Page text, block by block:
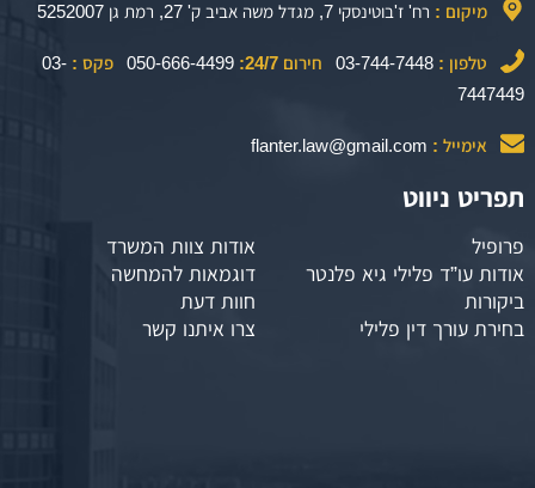
מיקום : רח' ז'בוטינסקי 7, מגדל משה אביב ק' 27, רמת גן 5252007
טלפון : 03-744-7448 חירום 24/7: 050-666-4499 פקס : 03-
7447449
אימייל : flanter.law@gmail.com
תפריט ניווט
פרופיל
אודות צוות המשרד
אודות עו”ד פלילי גיא פלנטר
דוגמאות להמחשה
ביקורות
חוות דעת
בחירת עורך דין פלילי
צרו איתנו קשר